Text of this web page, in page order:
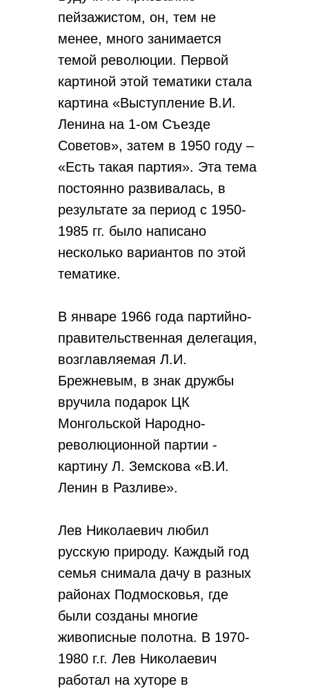
пейзажистом, он, тем не
менее, много занимается
темой революции. Первой
картиной этой тематики стала
картина «Выступление В.И.
Ленина на 1-ом Съезде
Советов», затем в 1950 году –
«Есть такая партия». Эта тема
постоянно развивалась, в
результате за период с 1950-
1985 гг. было написано
несколько вариантов по этой
тематике.
В январе 1966 года партийно-
правительственная делегация,
возглавляемая Л.И.
Брежневым, в знак дружбы
вручила подарок ЦК
Монгольской Народно-
революционной партии -
картину Л. Земскова «В.И.
Ленин в Разливе».
Лев Николаевич любил
русскую природу. Каждый год
семья снимала дачу в разных
районах Подмосковья, где
были созданы многие
живописные полотна. В 1970-
1980 г.г. Лев Николаевич
работал на хуторе в